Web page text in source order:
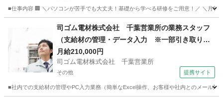
■仕事内容 🏢 ＼パソコンが苦手でも大丈夫！基礎から学べる研修をご用意！／ ＼月
事務 未経験
司ゴム電材株式会社 千葉営業所の業務スタッフ
（支給材の管理・データ入力 ※一部引き取り業
務あり） 【車通勤OK】
月給210,000円
司ゴム電材株式会社 千葉営業所
その他 提携サイト
■社内での支給材の管理やPC入力業務（簡単なExcel操作、お客様や社内とのメール